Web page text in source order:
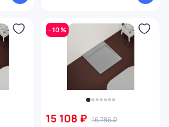
- 10 %
15 108 ₽ 16 786 ₽